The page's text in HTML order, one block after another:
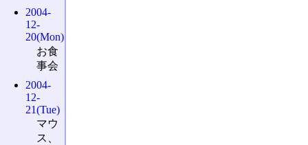
2004-
12-
20(Mon)
お食
事会
2004-
12-
21(Tue)
マウ
ス、